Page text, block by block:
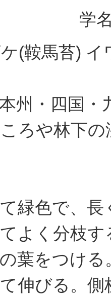
学
(鞍馬苔)
州・四国・
ろや林下
緑色で、
よく分枝
葉をつけ
伸びる。